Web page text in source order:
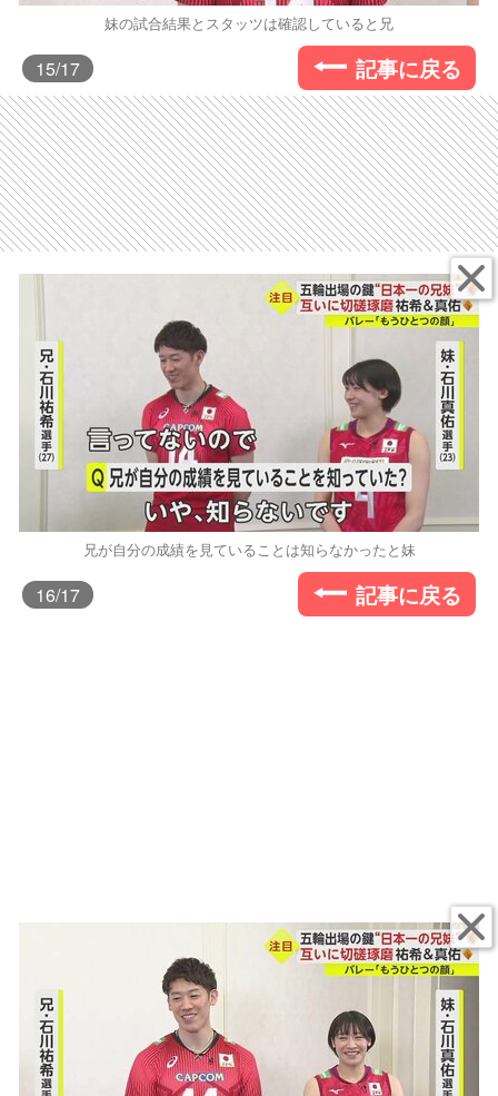
妹の試合結果とスタッツは確認していると兄
15/17 記事に戻る
兄が自分の成績を見ていることは知らなかったと妹
16/17 記事に戻る